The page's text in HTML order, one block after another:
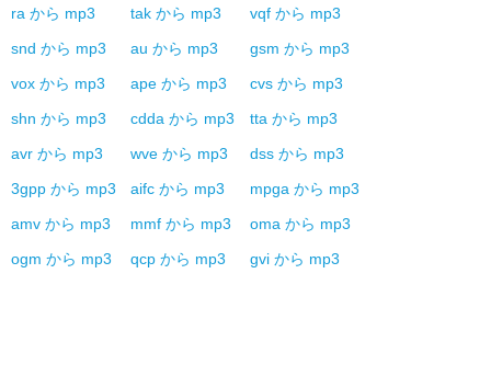
ra から mp3 tak から mp3 vqf から mp3
snd から mp3 au から mp3 gsm から mp3
vox から mp3 ape から mp3 cvs から mp3
shn から mp3 cdda から mp3 tta から mp3
avr から mp3 wve から mp3 dss から mp3
3gpp から mp3 aifc から mp3 mpga から mp3
amv から mp3 mmf から mp3 oma から mp3
ogm から mp3 qcp から mp3 gvi から mp3